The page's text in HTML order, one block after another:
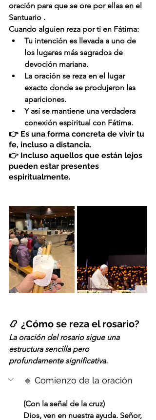
oración para que se ore por ellas en el
Santuario .
Cuando alguien reza por ti en Fátima:
Tu intención es llevada a uno de
los lugares más sagrados de
devoción mariana.
La oración se reza en el lugar
exacto donde se produjeron las
apariciones.
Y así se mantiene una verdadera
conexión espiritual con Fátima.
👉 Es una forma concreta de vivir tu
fe, incluso a distancia.
👉 Incluso aquellos que están lejos
pueden estar presentes
espiritualmente.
📿 ¿Cómo se reza el rosario?
La oración del rosario sigue una
estructura sencilla pero
profundamente significativa.
🔹 Comienzo de la oración
(Con la señal de la cruz)
Dios, ven en nuestra ayuda. Señor,